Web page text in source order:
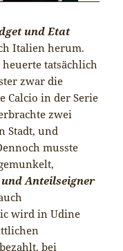
und Etat
Italien herum.
tatsächlich
zwar die
Calcio in der Serie
zwei
Stadt, und
musste
Anteilseigner
wird in Udine
bei